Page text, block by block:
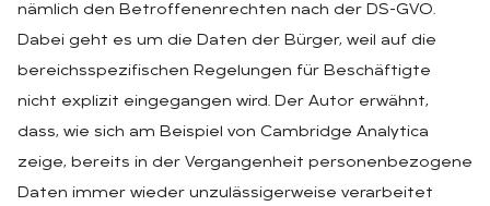
nämlich den Betroffenenrechten nach der DS-GVO.
Dabei geht es um die Daten der Bürger, weil auf die
bereichsspezifischen Regelungen für Beschäftigte
nicht explizit eingegangen wird. Der Autor erwähnt,
dass, wie sich am Beispiel von Cambridge Analytica
zeige, bereits in der Vergangenheit personenbezogene
Daten immer wieder unzulässigerweise verarbeitet